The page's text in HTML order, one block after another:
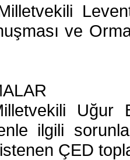
ve
Uğur
ilgili
ÇED